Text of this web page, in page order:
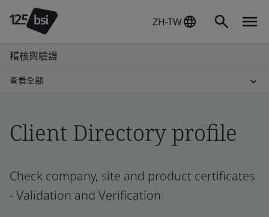
ZH-TW
稽核與驗證
查看全部
Client Directory profile
Check company, site and product certificates
- Validation and Verification